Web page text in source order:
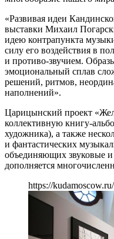
«Развивая идеи
выставки Михаил
идею контрапункта
силу его воздействия в
и противо-звучием.
эмоциональный сплав
решений, ритмов,
наполнений».
Царицынский проект
коллективную книгу-
художника), а также
и фантастических
объединяющих звуковые
дополняется
https://